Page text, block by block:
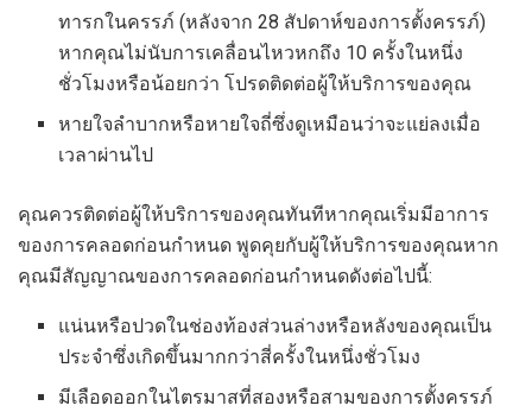
ทารกในครรภ์ (หลังจาก 28 สัปดาห์ของการตั้งครรภ์)
หากคุณไม่นับการเคลื่อนไหวหกถึง 10 ครั้งในหนึ่ง
ชั่วโมงหรือน้อยกว่า โปรดติดต่อผู้ให้บริการของคุณ
หายใจลำบากหรือหายใจถี่ซึ่งดูเหมือนว่าจะแย่ลงเมื่อ
เวลาผ่านไป
คุณควรติดต่อผู้ให้บริการของคุณทันทีหากคุณเริ่มมีอาการ
ของการคลอดก่อนกำหนด พูดคุยกับผู้ให้บริการของคุณหาก
คุณมีสัญญาณของการคลอดก่อนกำหนดดังต่อไปนี้:
แน่นหรือปวดในช่องท้องส่วนล่างหรือหลังของคุณเป็น
ประจำซึ่งเกิดขึ้นมากกว่าสี่ครั้งในหนึ่งชั่วโมง
มีเลือดออกในไตรมาสที่สองหรือสามของการตั้งครรภ์